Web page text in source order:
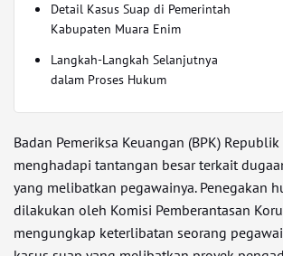
Detail Kasus Suap di Pemerintah
Kabupaten Muara Enim
Langkah-Langkah Selanjutnya
dalam Proses Hukum
Badan Pemeriksa Keuangan (BPK)
menghadapi tantangan besar terkait
yang melibatkan pegawainya. Penegakan
dilakukan oleh Komisi Pemberantasan
mengungkap keterlibatan seorang